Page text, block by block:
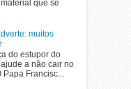
que se
muitos
do estupor do
a não cair no
Papa Francisc...